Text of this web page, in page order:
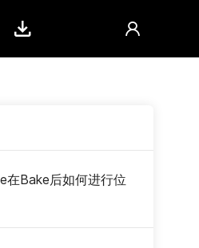
Bake后如何进行位